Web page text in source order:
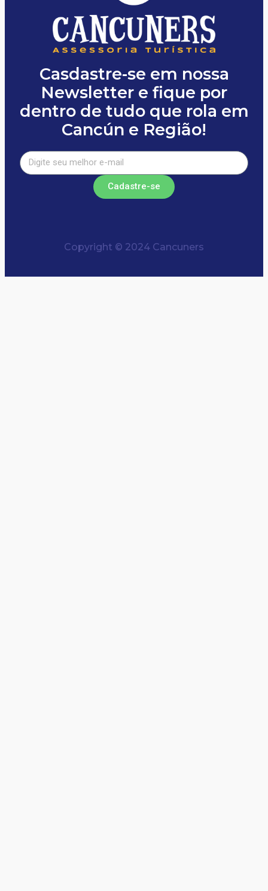
Casdastre-se em nossa
Newsletter e fique por
dentro de tudo que rola em
Cancún e Região!
Cadastre-se
Copyright © 2024 Cancuners